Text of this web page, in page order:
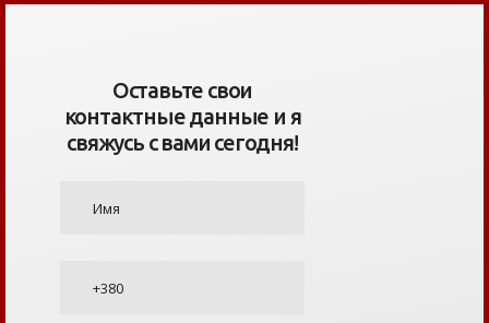
Оставьте свои
контактные данные и я
свяжусь с вами сегодня!